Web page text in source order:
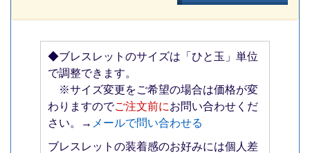
◆ブレスレットのサイズは「ひと玉」単位
で調整できます。
※サイズ変更をご希望の場合は価格が変
わりますのでご注文前にお問い合わせくだ
さい。→ メールで問い合わせる
ブレスレットの装着感のお好みには個人差